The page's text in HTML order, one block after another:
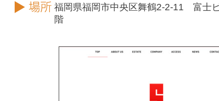
住所
福岡県福岡市中央区舞鶴2-2-11 富士
階